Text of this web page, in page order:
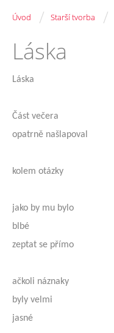
Úvod / Starší tvorba /
Láska
Láska
Část večera
opatrně našlapoval
kolem otázky
jako by mu bylo
blbé
zeptat se přímo
ačkoli náznaky
byly velmi
jasné